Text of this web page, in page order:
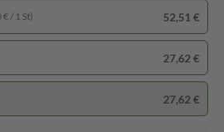
/ 1 St) 52,51 €
27,62 €
27,62 €